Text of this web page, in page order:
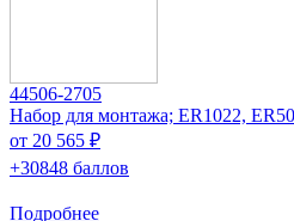
44506-2705
Набор для монтажа; ER1022,
от 20 565 ₽
+30848 баллов
Подробнее